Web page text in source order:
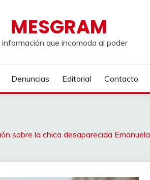
MESGRAM
información que incomoda al poder
Denuncias Editorial Contacto
sobre la chica desaparecida Emanuela